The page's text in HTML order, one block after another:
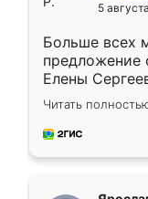
5
Больше всех
предложение
Елены
короткие
для замера
предложил
Читать